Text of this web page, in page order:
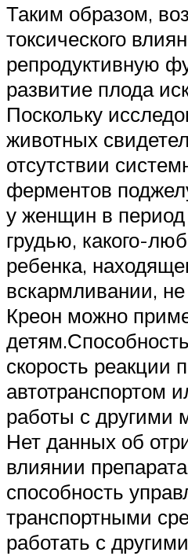
Таким образом,
токсического
репродуктивную
развитие плода
Поскольку
животных
отсутствии
ферментов
у женщин в
грудью, какого-
ребенка,
вскармливании,
Креон можно
скорость реакции
автотранспортом
работы с другими
Нет данных об
влиянии
способность
транспортными
работать с